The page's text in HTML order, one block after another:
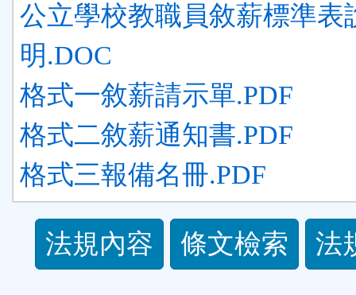
公立學校教職員敘薪標準表
明.DOC
格式一敘薪請示單.PDF
格式二敘薪通知書.PDF
格式三報備名冊.PDF
規
法規內容 條文檢索 法